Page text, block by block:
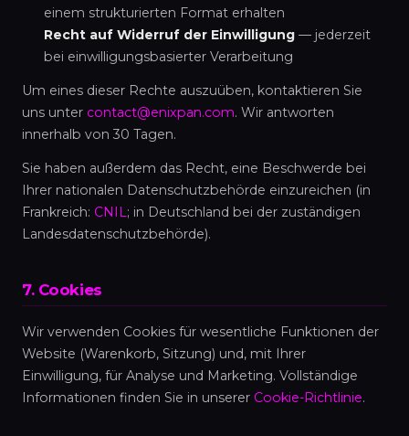
einem strukturierten Format erhalten
Recht auf Widerruf der Einwilligung — jederzeit
bei einwilligungsbasierter Verarbeitung
Um eines dieser Rechte auszuüben, kontaktieren Sie
uns unter contact@enixpan.com. Wir antworten
innerhalb von 30 Tagen.
Sie haben außerdem das Recht, eine Beschwerde bei
Ihrer nationalen Datenschutzbehörde einzureichen (in
Frankreich: CNIL; in Deutschland bei der zuständigen
Landesdatenschutzbehörde).
7. Cookies
Wir verwenden Cookies für wesentliche Funktionen der
Website (Warenkorb, Sitzung) und, mit Ihrer
Einwilligung, für Analyse und Marketing. Vollständige
Informationen finden Sie in unserer Cookie-Richtlinie.